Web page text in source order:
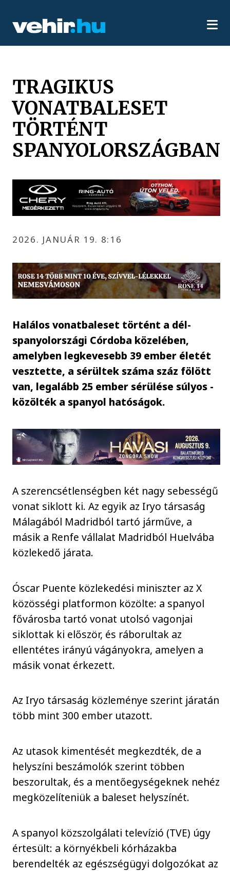
TRAGIKUS
VONATBALESET
TÖRTÉNT
SPANYOLORSZÁGBAN
2026. JANUÁR 19. 8:16
Halálos vonatbaleset történt a dél-
spanyolországi Córdoba közelében,
amelyben legkevesebb 39 ember életét
vesztette, a sérültek száma száz fölött
van, legalább 25 ember sérülése súlyos -
közölték a spanyol hatóságok.
A szerencsétlenségben két nagy sebességű
vonat siklott ki. Az egyik az Iryo társaság
Málagából Madridból tartó járműve, a
másik a Renfe vállalat Madridból Huelvába
közlekedő járata.
Óscar Puente közlekedési miniszter az X
közösségi platformon közölte: a spanyol
fővárosba tartó vonat utolsó vagonjai
siklottak ki először, és ráborultak az
ellentétes irányú vágányokra, amelyen a
másik vonat érkezett.
Az Iryo társaság közleménye szerint járatán
több mint 300 ember utazott.
Az utasok kimentését megkezdték, de a
helyszíni beszámolók szerint többen
beszorultak, és a mentőegységeknek nehéz
megközelíteniük a baleset helyszínét.
A spanyol közszolgálati televízió (TVE) úgy
értesült: a környékbeli kórházakba
berendelték az egészségügyi dolgozókat az